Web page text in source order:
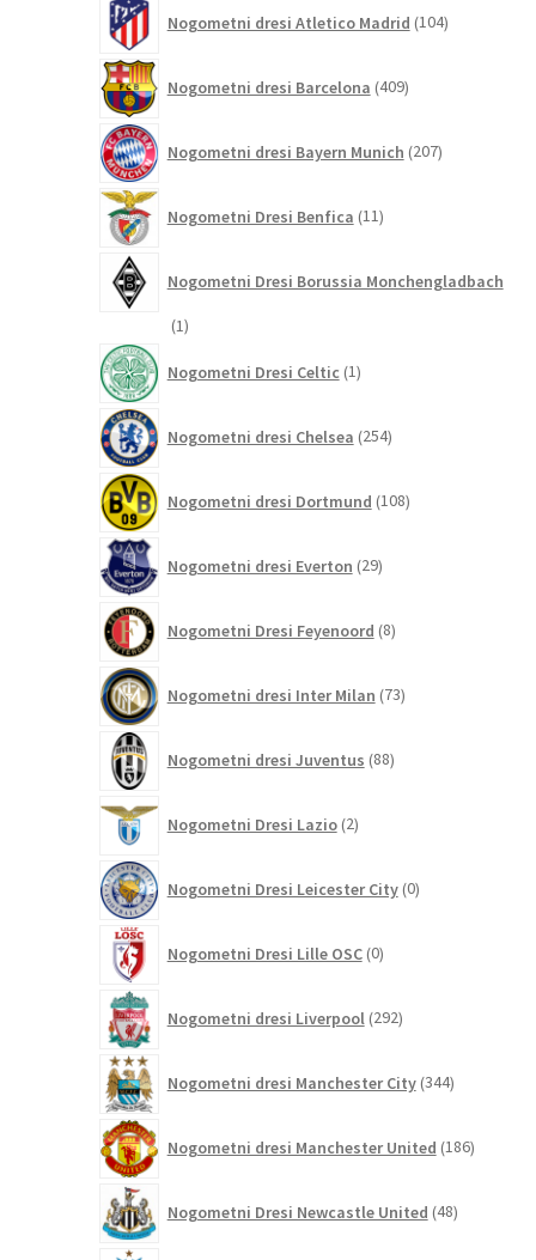
Nogometni dresi Atletico Madrid 104izdelki
Nogometni dresi Barcelona 409izdelkov
Nogometni dresi Bayern Munich 207izdelkov
Nogometni Dresi Benfica 11izdelkov
Nogometni Dresi Borussia Monchengladbach
11
Nogometni Dresi Celtic 1izdelek
Nogometni dresi Chelsea 254izdelkov
Nogometni dresi Dortmund 108izdelkov
Nogometni dresi Everton 29izdelkov
Nogometni Dresi Feyenoord 8izdelkov
Nogometni dresi Inter Milan 73izdelkov
Nogometni dresi Juventus 88izdelkov
Nogometni Dresi Lazio 2izdelka
Nogometni Dresi Leicester City 0izdelkov
Nogometni Dresi Lille OSC 0izdelkov
Nogometni dresi Liverpool 292izdelkov
Nogometni dresi Manchester City 344izdelkov
Nogometni dresi Manchester United 186izdelkov
Nogometni Dresi Newcastle United 48izdelkov